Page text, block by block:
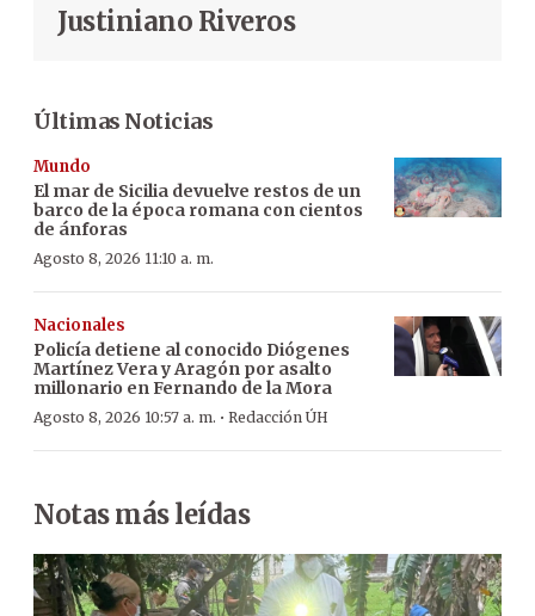
Justiniano Riveros
Últimas Noticias
Mundo
El mar de Sicilia devuelve restos de un
barco de la época romana con cientos
de ánforas
Agosto 8, 2026 11:10 a. m.
Nacionales
Policía detiene al conocido Diógenes
Martínez Vera y Aragón por asalto
millonario en Fernando de la Mora
Agosto 8, 2026 10:57 a. m. · Redacción ÚH
Notas más leídas